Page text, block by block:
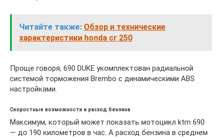
Читайте также: Обзор и технические
характеристики honda cr 250
Проще говоря, 690 DUKE укомплектован радиальной
системой торможения Brembo с динамическими ABS
настройками.
Скоростные возможности и расход бензина
Максимум, который может показать мотоцикл ktm 690
— до 190 километров в час. А расход бензина в среднем